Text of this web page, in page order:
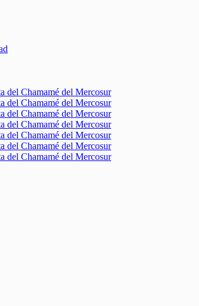
del Chamamé del Mercosur
del Chamamé del Mercosur
del Chamamé del Mercosur
del Chamamé del Mercosur
del Chamamé del Mercosur
del Chamamé del Mercosur
del Chamamé del Mercosur